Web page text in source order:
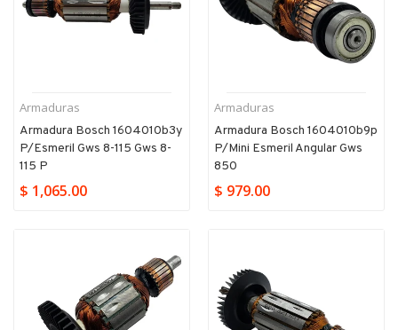
Armaduras
Armadura Bosch 1604010b3y
P/esmeril Gws 8-115 Gws 8-
115 P
$ 1,065.00
Armaduras
Armadura Bosch 1604010b9p
P/mini Esmeril Angular Gws
850
$ 979.00